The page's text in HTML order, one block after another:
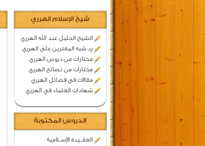
شيخ الإسلام الهرري
الشيخ الجليل عبد الله الهرري
رد شبه المفترين على الهرري
مختارات من دروس الهرري
مختارات من نصائح الهرري
مقالات في فضائل الهرري
شهادات العلماء في الهرري
الدروس المكتوبة
العقــيدة الإســلامية